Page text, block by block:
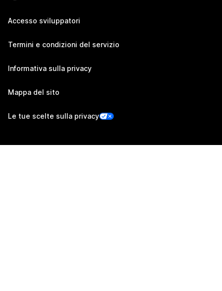
Accesso sviluppatori
Termini e condizioni del servizio
Informativa sulla privacy
Mappa del sito
Le tue scelte sulla privacy